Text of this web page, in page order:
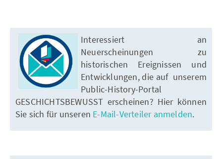
Interessiert an
Neuerscheinungen zu
historischen Ereignissen und
Entwicklungen, die auf unserem
Public-History-Portal
GESCHICHTSBEWUSST erscheinen? Hier können
Sie sich für unseren E-Mail-Verteiler anmelden.